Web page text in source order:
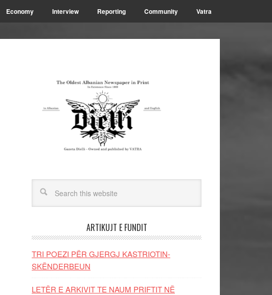
Economy Interview Reporting Community Vatra
ARTIKUJT E FUNDIT
TRI POEZI PËR GJERGJ KASTRIOTIN-
SKËNDERBEUN
LETËR E ARKIVIT TE NAUM PRIFTIT NË